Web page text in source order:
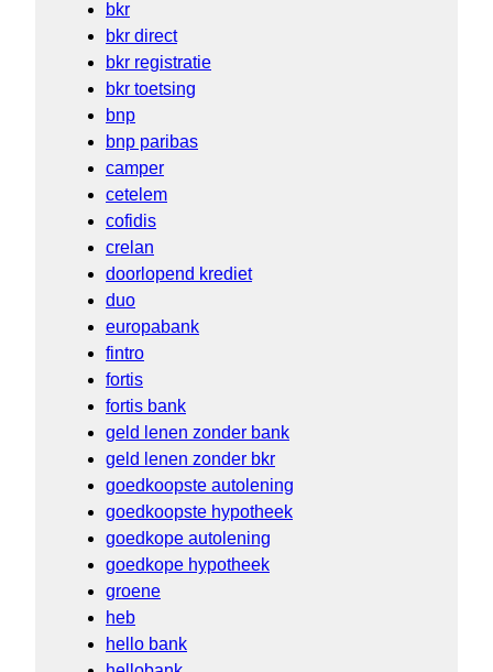
bkr
bkr direct
bkr registratie
bkr toetsing
bnp
bnp paribas
camper
cetelem
cofidis
crelan
doorlopend krediet
duo
europabank
fintro
fortis
fortis bank
geld lenen zonder bank
geld lenen zonder bkr
goedkoopste autolening
goedkoopste hypotheek
goedkope autolening
goedkope hypotheek
groene
heb
hello bank